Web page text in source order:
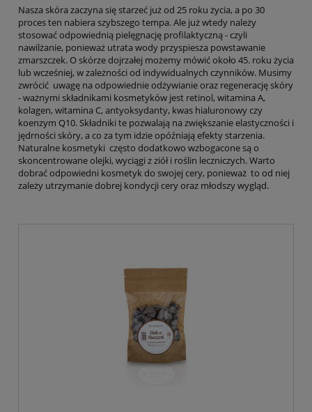
Nasza skóra zaczyna się starzeć już od 25 roku życia, a po 30
proces ten nabiera szybszego tempa. Ale już wtedy należy
stosować odpowiednią pielęgnację profilaktyczną - czyli
nawilżanie, ponieważ utrata wody przyspiesza powstawanie
zmarszczek. O skórze dojrzałej możemy mówić około 45. roku życia
lub wcześniej, w zależności od indywidualnych czynników. Musimy
zwrócić uwagę na odpowiednie odżywianie oraz regenerację skóry
- ważnymi składnikami kosmetyków jest retinol, witamina A,
kolagen, witamina C, antyoksydanty, kwas hialuronowy czy
koenzym Q10. Składniki te pozwalają na zwiększanie elastyczności i
jędrności skóry, a co za tym idzie opóźniają efekty starzenia.
Naturalne kosmetyki często dodatkowo wzbogacone są o
skoncentrowane olejki, wyciągi z ziół i roślin leczniczych. Warto
dobrać odpowiedni kosmetyk do swojej cery, ponieważ to od niej
zależy utrzymanie dobrej kondycji cery oraz młodszy wygląd.